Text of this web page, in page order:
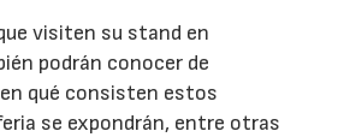
visiten su stand en
podrán conocer de
qué consisten estos
se expondrán, entre otras